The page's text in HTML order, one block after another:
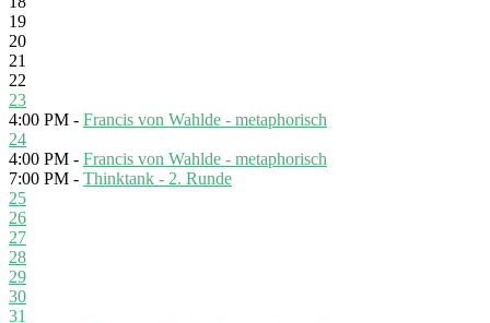
19
20
21
22
23
4:00 PM - Francis von Wahlde - metaphorisch
24
4:00 PM - Francis von Wahlde - metaphorisch
7:00 PM - Thinktank - 2. Runde
25
26
27
28
29
30
31